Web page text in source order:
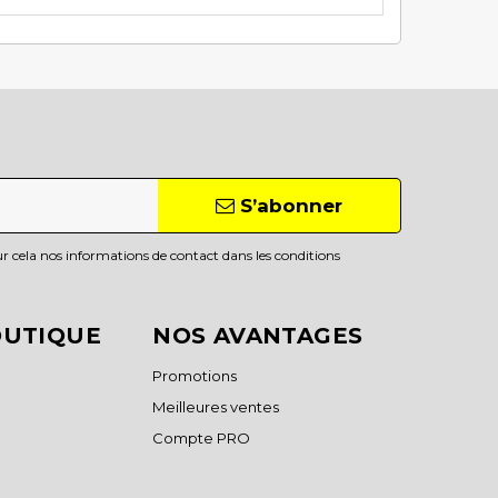
S’abonner
cela nos informations de contact dans les conditions
NOS AVANTAGES
Promotions
Meilleures ventes
Compte PRO